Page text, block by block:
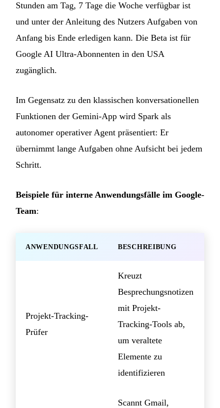
Stunden am Tag, 7 Tage die Woche verfügbar ist
und unter der Anleitung des Nutzers Aufgaben von
Anfang bis Ende erledigen kann. Die Beta ist für
Google AI Ultra-Abonnenten in den USA
zugänglich.
Im Gegensatz zu den klassischen konversationellen
Funktionen der Gemini-App wird Spark als
autonomer operativer Agent präsentiert: Er
übernimmt lange Aufgaben ohne Aufsicht bei jedem
Schritt.
Beispiele für interne Anwendungsfälle im Google-
Team:
ANWENDUNGSFALL BESCHREIBUNG
Projekt-Tracking-
Prüfer
Kreuzt
Besprechungsnotizen
mit Projekt-
Tracking-Tools ab,
um veraltete
Elemente zu
identifizieren
Scannt Gmail,